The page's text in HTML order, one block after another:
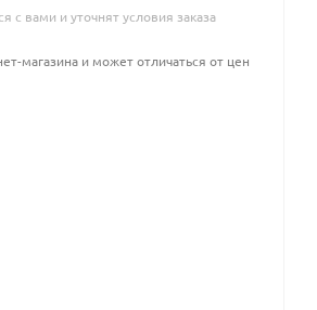
вами и уточнят условия заказа
магазина и может отличаться от цен